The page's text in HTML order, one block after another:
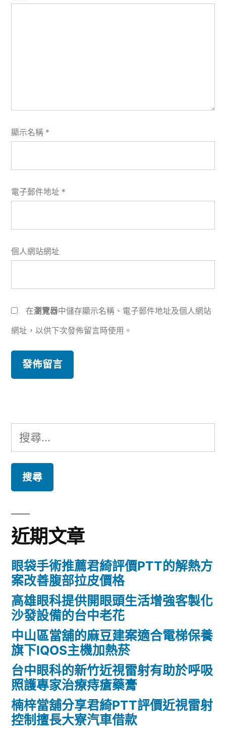
顯示名稱 *
電子郵件地址 *
個人網站網址
在瀏覽器中儲存顯示名稱、電子郵件地址及個人網站
網址，以供下次發佈留言時使用。
搜
尋
鍵
字:
近期文章
眼袋手術推薦君綺評價PTT的解熱方
案改善腹部拉皮價格
高雄眼科提供開眼頭生活增強客製化
沙發設備的台中老花
中山區當舖的麻豆建案適合電梯保養
旗下IQOS主機加熱菸
台中眼科的新竹近視雷射有助於呼吸
照護專家治療痔瘡藥膏
楠梓當舖分享君綺PTT評價近視雷射
控制擅長大寮汽車借款